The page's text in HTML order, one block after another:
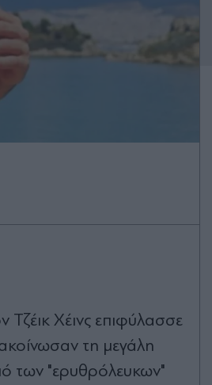
Τζέικ Χέινς επιφύλασσε
τη μεγάλη
των "ερυθρόλευκων"